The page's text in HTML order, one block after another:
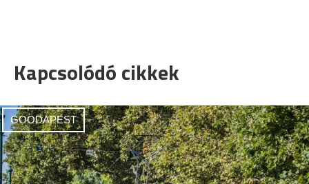
Kapcsolódó cikkek
GOODAPEST